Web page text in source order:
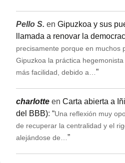
Pello S. en Gipuzkoa y sus
llamada a renovar la
precisamente porque en muchos
Gipuzkoa la práctica
más facilidad, debido a… ”
charlotte en Carta abierta a
del BBB): “Una reflexión muy
de recuperar la centralidad y el
alejándose de… ”